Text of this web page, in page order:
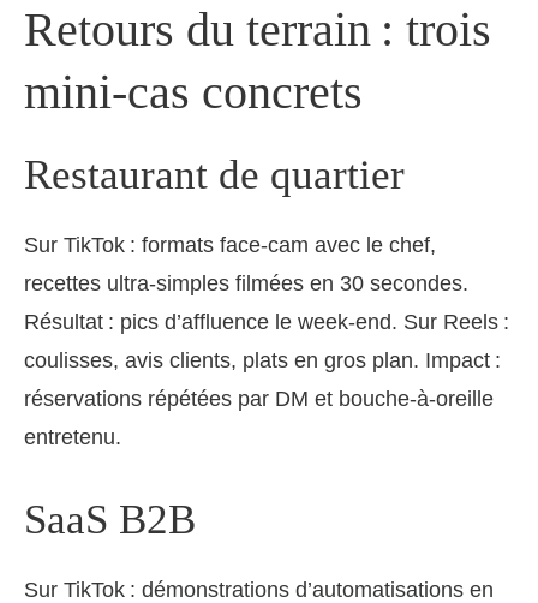
Retours du terrain : trois
mini‑cas concrets
Restaurant de quartier
Sur TikTok : formats face‑cam avec le chef,
recettes ultra‑simples filmées en 30 secondes.
Résultat : pics d’affluence le week‑end. Sur Reels :
coulisses, avis clients, plats en gros plan. Impact :
réservations répétées par DM et bouche‑à‑oreille
entretenu.
SaaS B2B
Sur TikTok : démonstrations d’automatisations en